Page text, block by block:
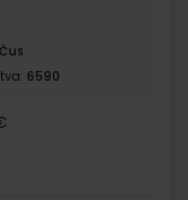
6590